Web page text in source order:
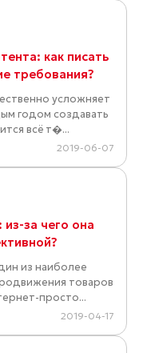
как писать
требования?
усложняет
годом создавать
всё т�...
2019-06-07
за чего она
из наиболее
товаров
просто...
2019-04-17